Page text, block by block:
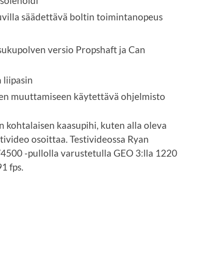
säädettävä boltin toimintanopeus
versio Propshaft ja Can
liipasin
muuttamiseen käytettävä ohjelmisto
kaasupihi, kuten alla oleva
osoittaa. Testivideossa Ryan
-pullolla varustetulla GEO 3:lla 1220
fps.